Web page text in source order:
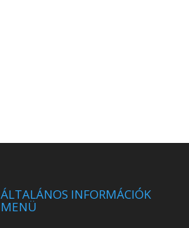
ÁLTALÁNOS INFORMÁCIÓK
MENÜ